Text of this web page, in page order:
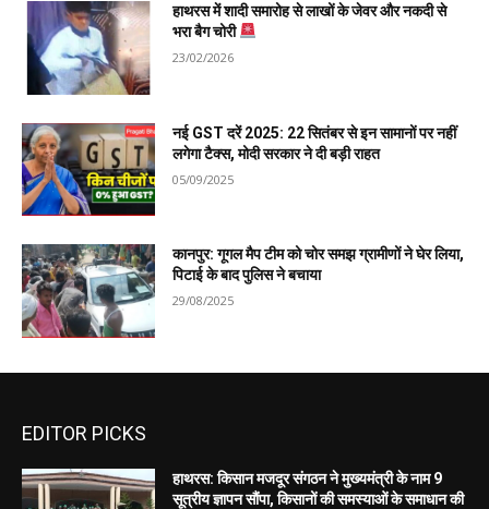
हाथरस में शादी समारोह से लाखों के जेवर और नकदी से
भरा बैग चोरी
23/02/2026
नई GST दरें 2025: 22 सितंबर से इन सामानों पर नहीं
लगेगा टैक्स, मोदी सरकार ने दी बड़ी राहत
05/09/2025
कानपुर: गूगल मैप टीम को चोर समझ ग्रामीणों ने घेर लिया,
पिटाई के बाद पुलिस ने बचाया
29/08/2025
EDITOR PICKS
हाथरस: किसान मजदूर संगठन ने मुख्यमंत्री के नाम 9
सूत्रीय ज्ञापन सौंपा, किसानों की समस्याओं के समाधान की